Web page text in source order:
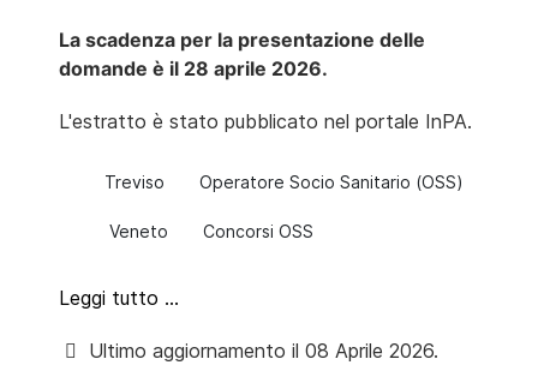
La scadenza per la presentazione delle
domande è il 28 aprile 2026.
L'estratto è stato pubblicato nel portale InPA.
Treviso Operatore Socio Sanitario (OSS)
Veneto Concorsi OSS
Leggi tutto …
Ultimo aggiornamento il 08 Aprile 2026.